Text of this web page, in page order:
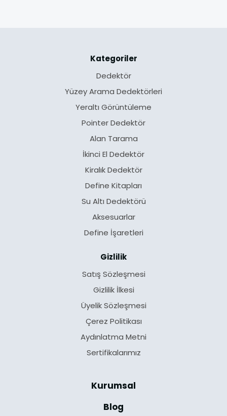
Kategoriler
Dedektör
Yüzey Arama Dedektörleri
Yeraltı Görüntüleme
Pointer Dedektör
Alan Tarama
İkinci El Dedektör
Kiralık Dedektör
Define Kitapları
Su Altı Dedektörü
Aksesuarlar
Define İşaretleri
Gizlilik
Satış Sözleşmesi
Gizlilik İlkesi
Üyelik Sözleşmesi
Çerez Politikası
Aydınlatma Metni
Sertifikalarımız
Kurumsal
Blog